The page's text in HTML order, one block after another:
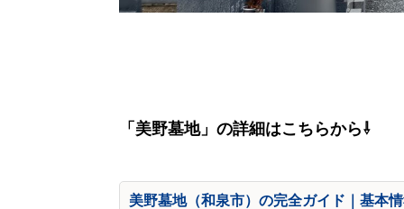
「美野墓地」の詳細はこちらから⇩
美野墓地（和泉市）の完全ガイド｜基本